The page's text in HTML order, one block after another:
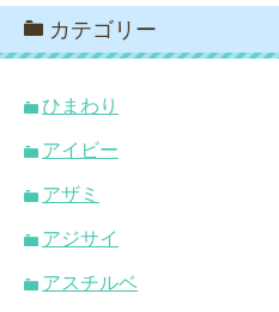
カテゴリー
ひまわり
アイビー
アザミ
アジサイ
アスチルベ